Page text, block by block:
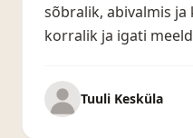
sõbralik, abivalmis ja
korralik ja igati
Tuuli Kesküla